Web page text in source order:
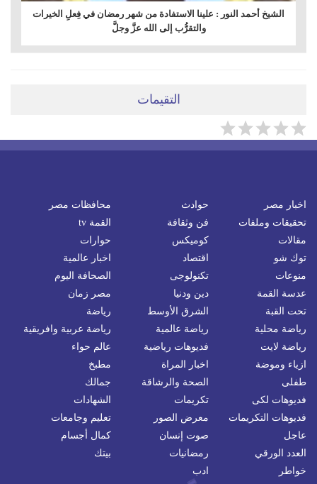
الشيخ أحمد النور : علينا الاستفادة من شهر رمضان في فِعلِ الخيرات
والتقرُّب إلى الله عزَّ وجلَّ
التقيمات
اخبار مصر حوادث
محافظات مصر
تحقيقات وملفات
فن وثقافة
القمة tv
مقالات
كوميكس
حوارات
توك شو
اقتصاد
اخبار عالمية
منوعات
تكنولوجى
الصحافة اليوم
عدسة القمة
دين ودنيا
مصر زمان
تحت القبة
الشرق الأوسط
رياضة
رياضة محلية
رياضة عالمية
رياضة عربية وافريقية
رياضة لايت
فديوهات رياضية
عالم حواء
ازياء وموضة
اخبار المراة
مطبخ
طفلى
الصحة والرشاقة
جمالك
فديوهات لكى
تكريمات
الشهادات
فديوهات التكريمات
معرض الصور
تعليم وجامعات
عاجل
صوت إنسان
كمال أجسام
العدد الورقي
رمضانيات
بيتك
خواطر
ادب